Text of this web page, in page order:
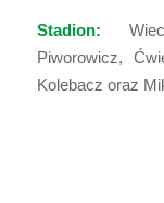
Stadion:
Piworowicz,
Kolebacz oraz